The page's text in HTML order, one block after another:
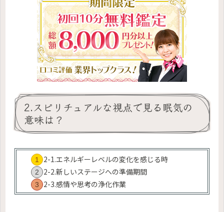
2.スピリチュアルな視点で見る眠気の
意味は？
2-1.エネルギーレベルの変化を感じる時
2-2.新しいステージへの準備期間
2-3.感情や思考の浄化作業